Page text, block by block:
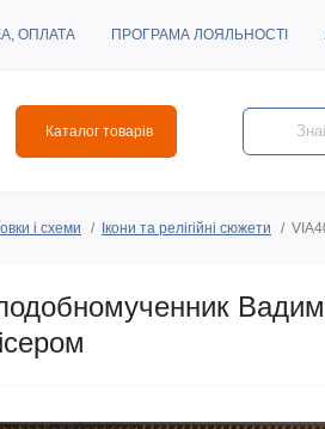
ОПЛАТА ПРОГРАМА ЛОЯЛЬНОСТІ
Каталог товарів
і схеми Ікони та релігійні сюжети